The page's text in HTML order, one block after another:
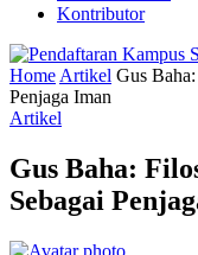
Kontributor
Home Artikel Gus
Penjaga Iman
Artikel
Gus Baha:
Sebagai